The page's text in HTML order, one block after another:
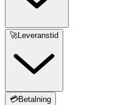
🚀Leveranstid
💳Betalning